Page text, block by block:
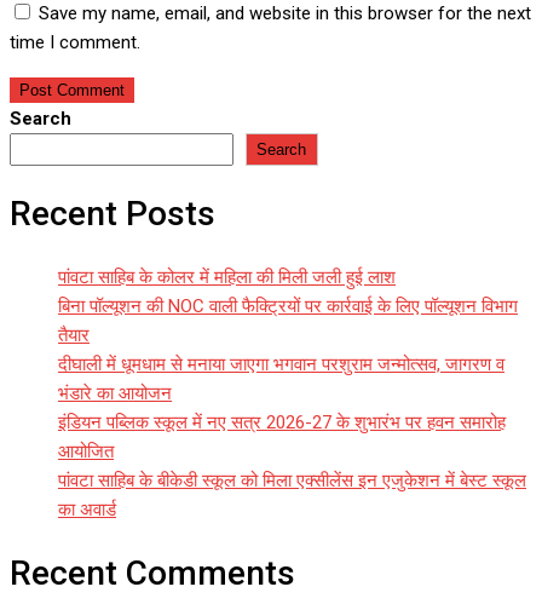
Save my name, email, and website in this browser for the next
time I comment.
Search
Search
Recent Posts
पांवटा साहिब के कोलर में महिला की मिली जली हुई लाश
बिना पॉल्यूशन की NOC वाली फैक्ट्रियों पर कार्रवाई के लिए पॉल्यूशन विभाग
तैयार
दीघाली में धूमधाम से मनाया जाएगा भगवान परशुराम जन्मोत्सव, जागरण व
भंडारे का आयोजन
इंडियन पब्लिक स्कूल में नए सत्र 2026-27 के शुभारंभ पर हवन समारोह
आयोजित
पांवटा साहिब के बीकेडी स्कूल को मिला एक्सीलेंस इन एजुकेशन में बेस्ट स्कूल
का अवार्ड
Recent Comments